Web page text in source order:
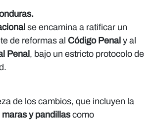
se encamina a ratificar un
de reformas al Código Penal y al
Penal, bajo un estricto protocolo de
de los cambios, que incluyen la
maras y pandillascomo